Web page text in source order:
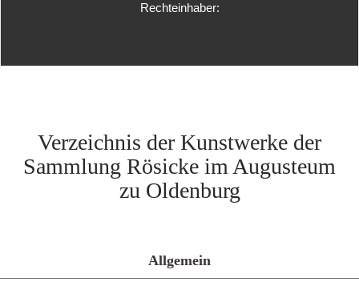
Rechteinhaber:
Verzeichnis der Kunstwerke der
Sammlung Rösicke im Augusteum
zu Oldenburg
Allgemein